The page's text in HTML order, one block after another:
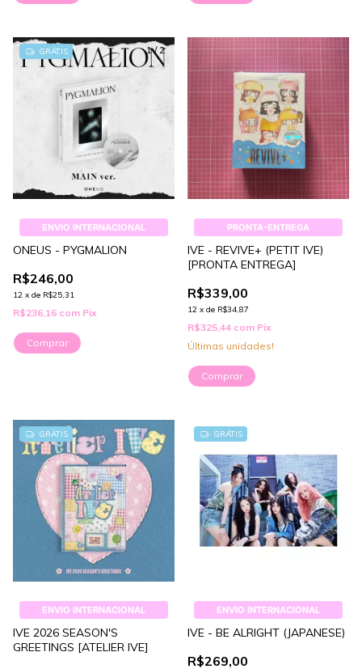
1/ 2
GRÁTIS
ENVIO INTERNACIONAL
ONEUS - PYGMALION
R$246,00
12 x de R$25,31
R$236,16 com Pix
Comprar
PRONTA-ENTREGA
IVE - REVIVE+ (PETIT IVE)
[PRONTA ENTREGA]
R$339,00
12 x de R$34,87
R$325,44 com Pix
Últimas unidades!
Comprar
GRÁTIS
ENVIO INTERNACIONAL
IVE 2026 SEASON'S
GREETINGS [ATELIER IVE]
GRÁTIS
ENVIO INTERNACIONAL
IVE - BE ALRIGHT (JAPANESE)
R$269,00